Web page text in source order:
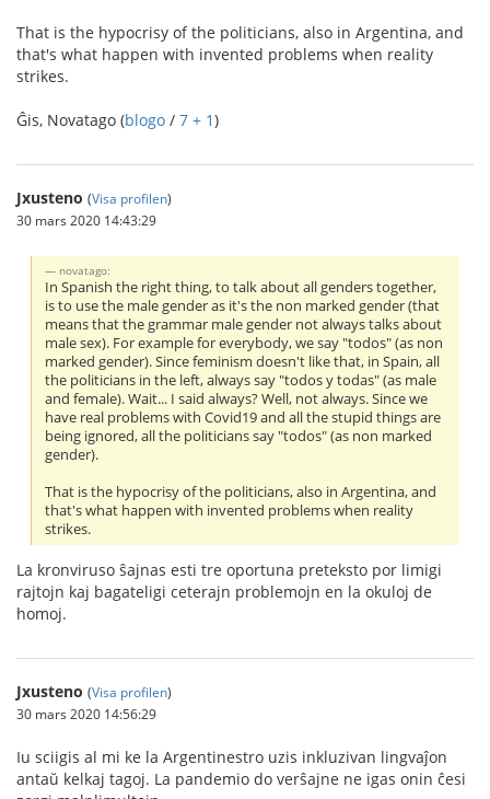
That is the hypocrisy of the politicians, also in Argentina, and
that's what happen with invented problems when reality
strikes.
Ĝis, Novatago (blogo / 7 + 1)
Jxusteno (Visa profilen)
30 mars 2020 14:43:29
novatago:
In Spanish the right thing, to talk about all genders together,
is to use the male gender as it's the non marked gender (that
means that the grammar male gender not always talks about
male sex). For example for everybody, we say "todos" (as non
marked gender). Since feminism doesn't like that, in Spain, all
the politicians in the left, always say "todos y todas" (as male
and female). Wait... I said always? Well, not always. Since we
have real problems with Covid19 and all the stupid things are
being ignored, all the politicians say "todos" (as non marked
gender).
That is the hypocrisy of the politicians, also in Argentina, and
that's what happen with invented problems when reality
strikes.
La kronviruso ŝajnas esti tre oportuna preteksto por limigi
rajtojn kaj bagateligi ceterajn problemojn en la okuloj de
homoj.
Jxusteno (Visa profilen)
30 mars 2020 14:56:29
Iu sciigis al mi ke la Argentinestro uzis inkluzivan lingvaĵon
antaŭ kelkaj tagoj. La pandemio do verŝajne ne igas onin ĉesi